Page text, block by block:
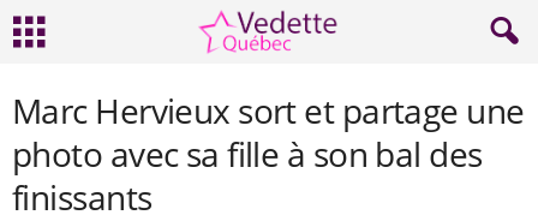
Marc Hervieux sort et partage une
photo avec sa fille à son bal des
finissants